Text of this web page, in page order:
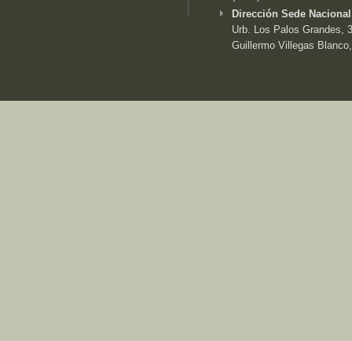
Dirección Sede
Urb. Los Palos Grandes,
Guillermo Villegas